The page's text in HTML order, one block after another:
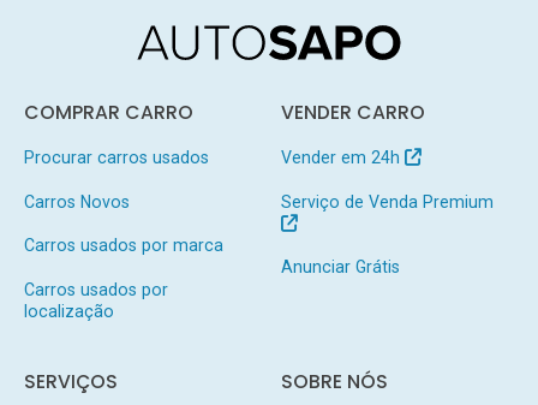
COMPRAR CARRO
Procurar carros usados
Carros Novos
Carros usados por marca
Carros usados por
localização
VENDER CARRO
Vender em 24h
Serviço de Venda Premium
Anunciar Grátis
SERVIÇOS SOBRE NÓS